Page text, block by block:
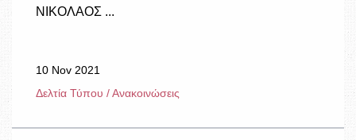
ΝΙΚΟΛΑΟΣ ...
10 Nov 2021
Δελτία Τύπου / Ανακοινώσεις